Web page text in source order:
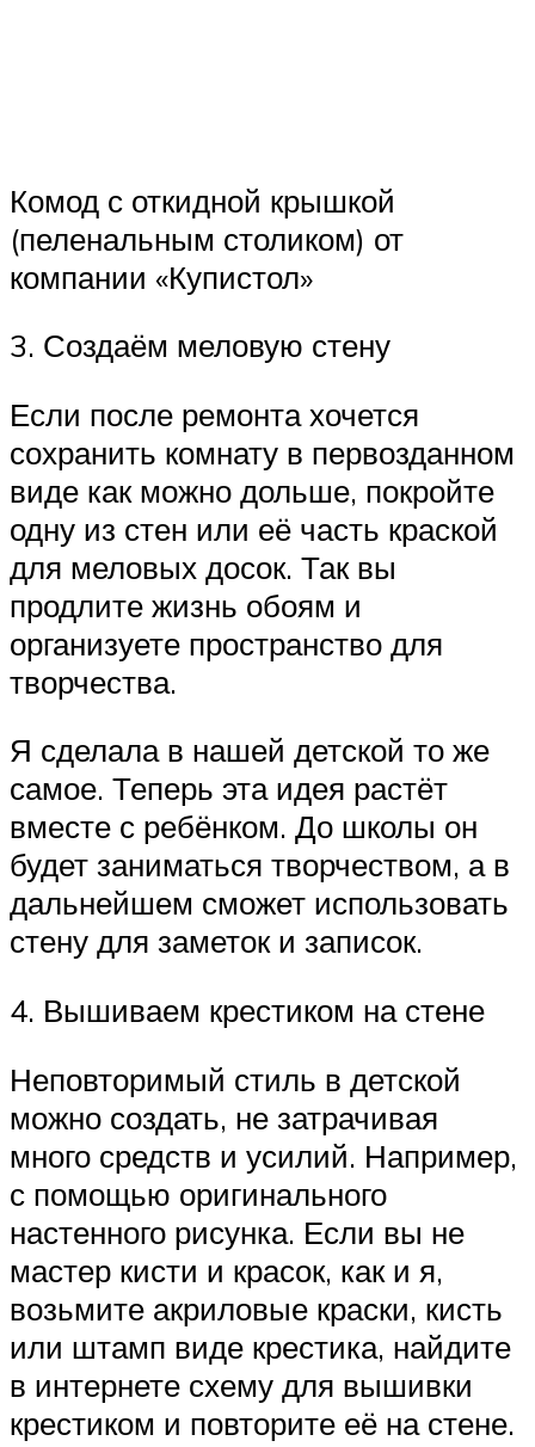
Комод с откидной крышкой
(пеленальным столиком) от
компании «Купистол»
3. Создаём меловую стену
Если после ремонта хочется
сохранить комнату в первозданном
виде как можно дольше, покройте
одну из стен или её часть краской
для меловых досок. Так вы
продлите жизнь обоям и
организуете пространство для
творчества.
Я сделала в нашей детской то же
самое. Теперь эта идея растёт
вместе с ребёнком. До школы он
будет заниматься творчеством, а в
дальнейшем сможет использовать
стену для заметок и записок.
4. Вышиваем крестиком на стене
Неповторимый стиль в детской
можно создать, не затрачивая
много средств и усилий. Например,
с помощью оригинального
настенного рисунка. Если вы не
мастер кисти и красок, как и я,
возьмите акриловые краски, кисть
или штамп виде крестика, найдите
в интернете схему для вышивки
крестиком и повторите её на стене.